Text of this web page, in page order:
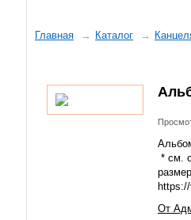
Главная Каталог
* см.
От